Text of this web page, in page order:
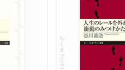
ちくまプリマー新書